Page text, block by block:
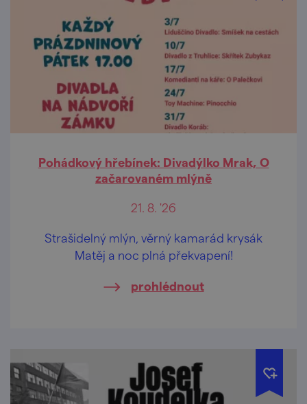
Pohádkový hřebínek: Divadýlko Mrak, O
začarovaném mlýně
21. 8. '26
Strašidelný mlýn, věrný kamarád krysák
Matěj a noc plná překvapení!
prohlédnout